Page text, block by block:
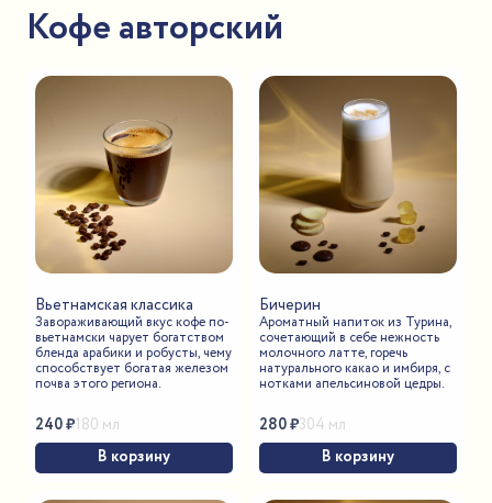
Кофе авторский
Вьетнамская классика
Завораживающий вкус кофе по-
вьетнамски чарует богатством
бленда арабики и робусты, чему
способствует богатая железом
почва этого региона.
240₽180 мл
В корзину
Бичерин
Ароматный напиток из Турина,
сочетающий в себе нежность
молочного латте, горечь
натурального какао и имбиря, с
нотками апельсиновой цедры.
280₽304 мл
В корзину